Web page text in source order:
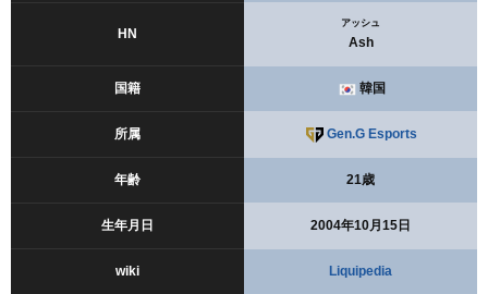
HN
アッシュ
Ash
国籍 韓国
所属 Gen.G Esports
年齢 21歳
生年月日 2004年10月15日
wiki Liquipedia